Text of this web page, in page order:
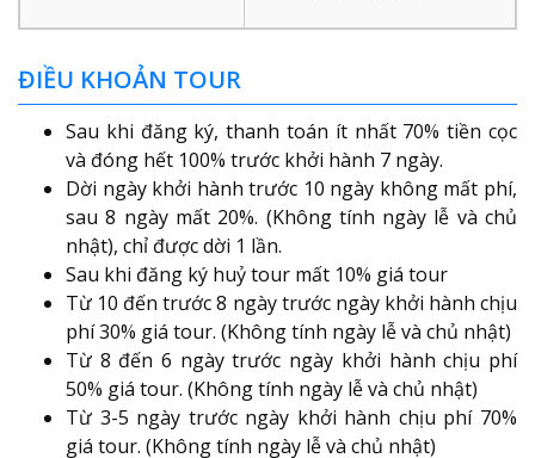
ĐIỀU KHOẢN TOUR
Sau khi đăng ký, thanh toán ít nhất 70% tiền cọc
và đóng hết 100% trước khởi hành 7 ngày.
Dời ngày khởi hành trước 10 ngày không mất phí,
sau 8 ngày mất 20%. (Không tính ngày lễ và chủ
nhật), chỉ được dời 1 lần.
Sau khi đăng ký huỷ tour mất 10% giá tour
Từ 10 đến trước 8 ngày trước ngày khởi hành chịu
phí 30% giá tour. (Không tính ngày lễ và chủ nhật)
Từ 8 đến 6 ngày trước ngày khởi hành chịu phí
50% giá tour. (Không tính ngày lễ và chủ nhật)
Từ 3-5 ngày trước ngày khởi hành chịu phí 70%
giá tour. (Không tính ngày lễ và chủ nhật)